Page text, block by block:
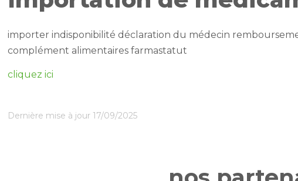
importer indisponibilité déclaration du médecin
complément alimentaires farmastatut
cliquez ici
Dernière mise à jour 17/09/2025